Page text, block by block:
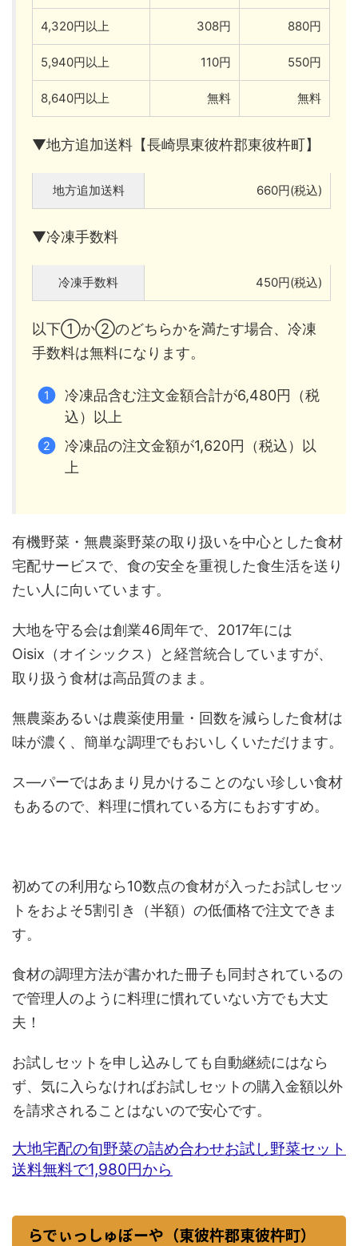
4,320円以上 308円 880円
5,940円以上 110円 550円
8,640円以上 無料 無料
▼地方追加送料【長崎県東彼杵郡東彼杵町】
地方追加送料 660円(税込)
▼冷凍手数料
冷凍手数料 450円(税込)
以下①か②のどちらかを満たす場合、冷凍
手数料は無料になります。
冷凍品含む注文金額合計が6,480円（税
込）以上
冷凍品の注文金額が1,620円（税込）以
上
有機野菜・無農薬野菜の取り扱いを中心とした食材
宅配サービスで、食の安全を重視した食生活を送り
たい人に向いています。
大地を守る会は創業46周年で、2017年には
Oisix（オイシックス）と経営統合していますが、
取り扱う食材は高品質のまま。
無農薬あるいは農薬使用量・回数を減らした食材は
味が濃く、簡単な調理でもおいしくいただけます。
ス―パーではあまり見かけることのない珍しい食材
もあるので、料理に慣れている方にもおすすめ。
初めての利用なら10数点の食材が入ったお試しセッ
トをおよそ5割引き（半額）の低価格で注文できま
す。
食材の調理方法が書かれた冊子も同封されているの
で管理人のように料理に慣れていない方でも大丈
夫！
お試しセットを申し込みしても自動継続にはなら
ず、気に入らなければお試しセットの購入金額以外
を請求されることはないので安心です。
大地宅配の旬野菜の詰め合わせお試し野菜セット
送料無料で1,980円から
らでぃっしゅぼーや（東彼杵郡東彼杵町）